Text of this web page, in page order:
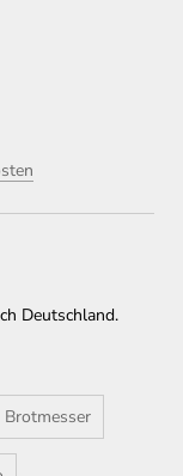
Deutschland.
Brotmesser